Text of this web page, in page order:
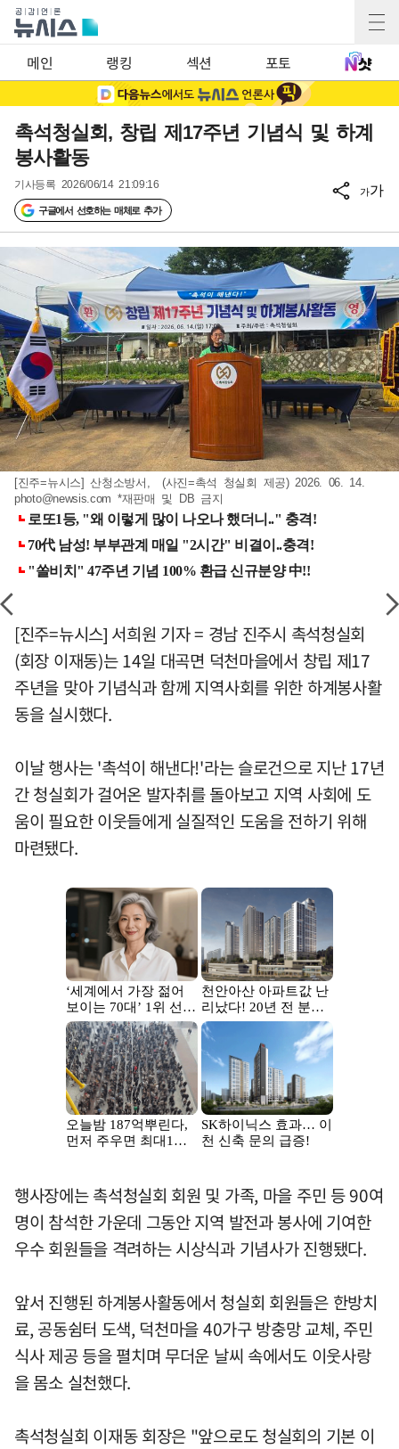
메인 랭킹 섹션 포토
촉석청실회, 창립 제17주년 기념식 및 하계
봉사활동
기사등록 2026/06/14 21:09:16
구글에서 선호하는 매체로 추가
가가
[진주=뉴시스] 산청소방서, (사진=촉석 청실회 제공) 2026. 06. 14.
photo@newsis.com *재판매 및 DB 금지
[진주=뉴시스] 서희원 기자 = 경남 진주시 촉석청실회
(회장 이재동)는 14일 대곡면 덕천마을에서 창립 제17
주년을 맞아 기념식과 함께 지역사회를 위한 하계봉사활
동을 실시했다.
이날 행사는 '촉석이 해낸다!'라는 슬로건으로 지난 17년
간 청실회가 걸어온 발자취를 돌아보고 지역 사회에 도
움이 필요한 이웃들에게 실질적인 도움을 전하기 위해
마련됐다.
행사장에는 촉석청실회 회원 및 가족, 마을 주민 등 90여
명이 참석한 가운데 그동안 지역 발전과 봉사에 기여한
우수 회원들을 격려하는 시상식과 기념사가 진행됐다.
앞서 진행된 하계봉사활동에서 청실회 회원들은 한방치
료, 공동쉼터 도색, 덕천마을 40가구 방충망 교체, 주민
식사 제공 등을 펼치며 무더운 날씨 속에서도 이웃사랑
을 몸소 실천했다.
촉석청실회 이재동 회장은 "앞으로도 청실회의 기본 이